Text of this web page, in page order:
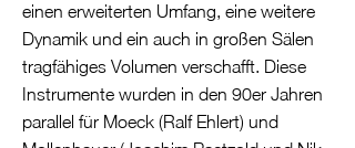
einen erweiterten Umfang, eine weitere
Dynamik und ein auch in großen Sälen
tragfähiges Volumen verschafft. Diese
Instrumente wurden in den 90er Jahren
parallel für Moeck (Ralf Ehlert) und